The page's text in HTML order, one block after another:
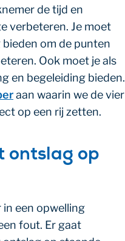
de tijd en
verbeteren. Je moet
om de punten
Ook moet je als
en begeleiding bieden.
aan waarin we de vier
op een rij zetten.
ontslag op
een opwelling
fout. Er gaat